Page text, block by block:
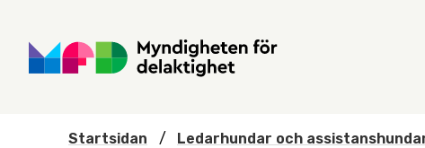
Startsidan / Ledarhundar och